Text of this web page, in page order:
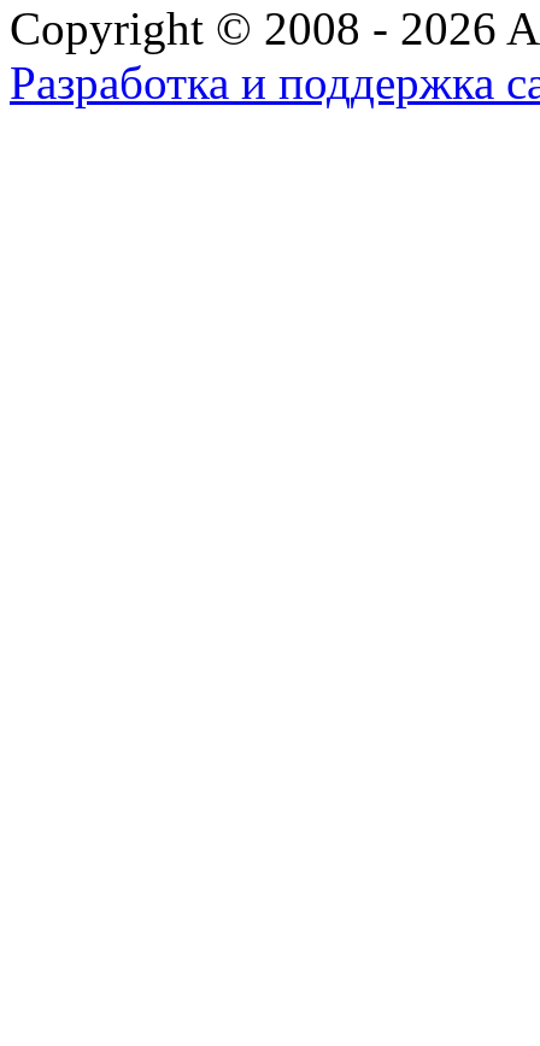
Copyright © 2008 - 2026
Разработка и поддержка